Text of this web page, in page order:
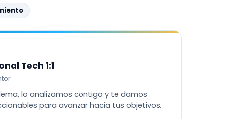
Tech 1:1
lo analizamos contigo y te damos
para avanzar hacia tus objetivos.